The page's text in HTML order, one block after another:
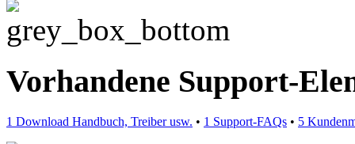
Vorhandene Support-
1 Download Handbuch, Treiber usw. • 1 Support-FAQs • 5